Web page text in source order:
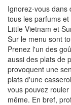
Ignorez-vous dans
tous les parfums
Little Vietnam et
Sur le menu sont
Prenez l'un des
aussi des plats de
provoquent une
plats d'une
vous pouvez
même. En bref,